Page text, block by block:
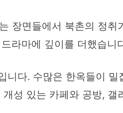
장면들에서 북촌의 정취
라마에 깊이를 더했습니
니다. 수많은 한옥들이 밀
성 있는 카페와 공방, 갤